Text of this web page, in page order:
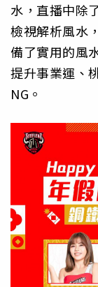
水，直播中除
檢視解析風水
備了實用的風
提升事業運、
NG。